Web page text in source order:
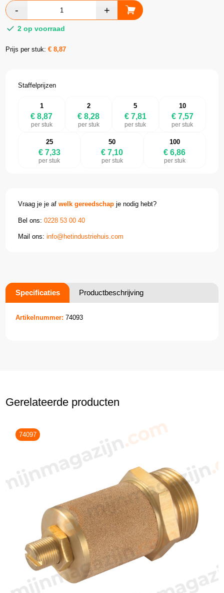
2 op voorraad
Prijs per stuk:€8,87
Staffelprijzen
1
€ 8,87
per stuk
2
€ 8,28
per stuk
5
€ 7,81
per stuk
10
€ 7,57
per stuk
25
€ 7,33
per stuk
50
€ 7,10
per stuk
100
€ 6,86
per stuk
Vraag je je afwelk gereedschap je nodig hebt?
Bel ons:0228 53 00 40
Mail ons:info@hetindustriehuis.com
Specificaties Productbeschrijving
Artikelnummer: 74093
Gerelateerde producten
74097